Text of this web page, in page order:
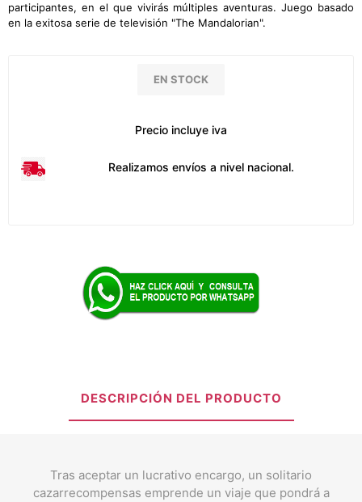
participantes, en el que vivirás múltiples aventuras. Juego basado
en la exitosa serie de televisión "The Mandalorian".
EN STOCK
Precio incluye iva
Realizamos envíos a nivel nacional.
DESCRIPCIÓN DEL PRODUCTO
Tras aceptar un lucrativo encargo, un solitario
cazarrecompensas emprende un viaje que pondrá a